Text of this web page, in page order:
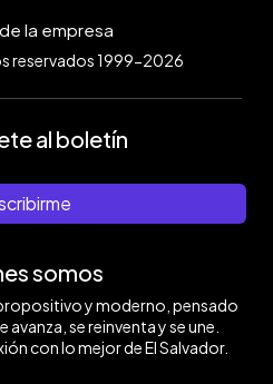
reservados 1999-2026
al boletín
somos
y moderno, pensado
avanza, se reinventa y se une.
con lo mejor de El Salvador.